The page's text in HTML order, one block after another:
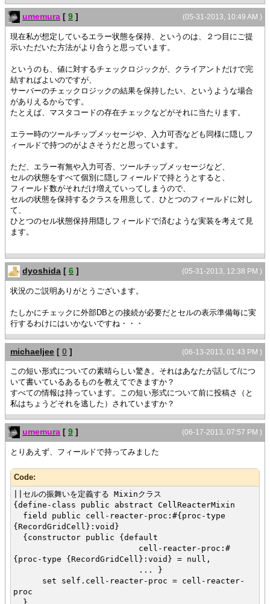
||スクロール等でセルに表示すべきデータが切り替わる場合に呼
ばれる
{method public {refresh-data}:void
{super.refresh-data}
def (data:String, valid?:bool) = {self.get-
formatted-data}
{if not valid? or || 値が取得できないまたは
self.selected? || 行が選択されている場合は何もし
ない
{return}
}
|| セルの値をチェック
|| 列毎にチェックメソッドを変更できるが、ここでは手抜き
して
|| 全部同じチェックメソッドを呼んでいる
def invalid? =
{switch self.field.name
case "COL1" do
case "COL2" do
{is-invalid-val data}
case "COL3" do
else
}
|| チェック結果により背景色を変更
{if invalid? then
|| NG の場合は赤大文字
set self.background = "red"
set self.color = "pink"
else
|| OK の場合は通常の文字
{if not self.selected? then
{unset self.background}
{unset self.color}
}
}
}
}
{value
|| レコードグリッドを表示
{VBox
margin=2mm,
{bold OK以外の文字列を入力するとエラー},
{Fill height=2mm},
{RecordGrid
record-source = rs,
height = 3cm,
width = 10cm,
},
{RecordData COL1 = "NG", COL2 = "OK", COL3
= "OK", flags = 1},
{RecordData COL1 = "OK", COL2 = "NG", COL3
= "OK", flags = 2},
= "NG", flags = 4}
}
}
|| チェック結果フラグから指定フィールドのチェック結果フラグを
{define-proc public {set-invalid-flag
invalid?:bool,
field-index:int
}:int
|| フィールド位置のチェック結果のビットを設定するための
ビットフィールドを作成
def bit-fields = {bit-sll 0x1, field-index}
|| 既存のフラグに指定位置のビットをセットした新しいフラ
グを作成
{if invalid? then
{bit-or flags, bit-fields}
else
{bit-and flags, {bit-not bit-fields}}
{return new-flags}
|| チェック結果フラグから指定フィールドのチェック結果フラグを
取り出すプロシージャ
{define-proc public {get-invalid-flag
flags:int,
field-index:int
}:bool
|| フィールド位置のチェック結果のビットを取り出すための
マスクを作成
let bit-mask:int = {bit-sll 0x1, field-index}
||チェック結果フラグのビットフィールドから目的のフラグを
def flg:int = {bit-and flags, bit-mask}
def cell-valid? =
{if flg != 0 then
false
else
true
}
}
|| セルに格納されているカラムのチェック結果を取り出すプロシー
ジャ
(05-31-2013, 10:49 AM )
umemura [ 9 ]
現在私が想定しているエラー状態を保持、というのは、２つ目にご提
示いただいた方法がより合うと思っています。
というのも、値に対するチェックロジックが、クライアントだけで完
結すればよいのですが、
サーバーのチェックロジックの結果を保持したい、というような場合
がありえるからです。
たとえば、マスタコードの存在チェックなどがそれに当たります。
エラー時のツールチップメッセージや、入力可否なども同様に隠しフ
ィールドで持つのがよさそうだと思っています。
ただ、エラー有無や入力可否、ツールチップメッセージなど、
セルの状態をすべて個別に隠しフィールドで持とうとすると、
フィールド数がそれだけ増えていってしまうので、
セルの状態を保持するクラスを用意して、ひとつのフィールドに対し
て、
ひとつのセル状態保持用隠しフィールドで済むような実装を考えて見
ます。
(05-31-2013, 12:38 PM )
dyoshida [ 6 ]
状況のご説明ありがとうございます。
たしかにチェックに外部DBとの接続が必要だとセルの表示準備毎に実
行するわけにはいかないですね・・・
(06-13-2013, 01:43 PM )
michaeljee [ 0 ]
この短い形式についての素晴らしい驚き。それはあなたが話して/につ
いて書いているあるものを教えてできますか？
すべての情報は持っています。この短い形式について前に投稿さ（と
私はちょうどそれを逃した）されていますか？
(06-17-2013, 07:57 PM )
umemura [ 9 ]
とりあえず、フィールドで持ってみました
Code:
||セルの振舞いを定義する Mixinクラス
{define-class public abstract CellReacterMixin
field public cell-reacter-proc:#{proc-type
{RecordGridCell}:void}
{constructor public {default
cell-reacter-proc:#
{proc-type {RecordGridCell}:void} = null,
... }
set self.cell-reacter-proc = cell-reacter-
proc